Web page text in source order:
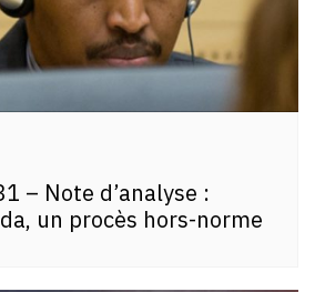
– Note d’analyse :
un procès hors-norme